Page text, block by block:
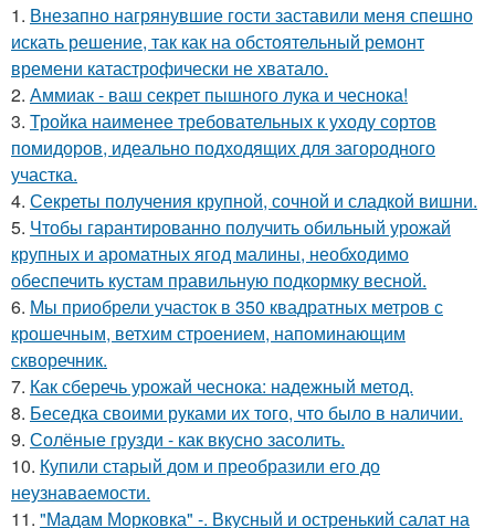
1. Внезапно нагрянувшие гости заставили меня спешно
искать решение, так как на обстоятельный ремонт
времени катастрофически не хватало.
2. Аммиак - ваш секрет пышного лука и чеснока!
3. Тройка наименее требовательных к уходу сортов
помидоров, идеально подходящих для загородного
участка.
4. Секреты получения крупной, сочной и сладкой вишни.
5. Чтобы гарантированно получить обильный урожай
крупных и ароматных ягод малины, необходимо
обеспечить кустам правильную подкормку весной.
6. Мы приобрели участок в 350 квадратных метров с
крошечным, ветхим строением, напоминающим
скворечник.
7. Как сберечь урожай чеснока: надежный метод.
8. Беседка своими руками их того, что было в наличии.
9. Солёные грузди - как вкусно засолить.
10. Купили старый дом и преобразили его до
неузнаваемости.
11. "Мадам Морковка" -. Вкусный и остренький салат на